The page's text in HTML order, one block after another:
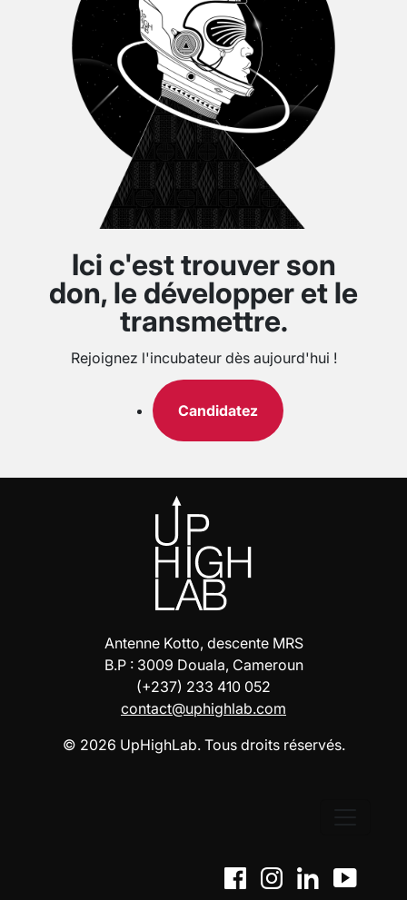
Ici c'est trouver son
don, le développer et le
transmettre.
Rejoignez l'incubateur dès aujourd'hui !
Candidatez
Antenne Kotto, descente MRS
B.P : 3009 Douala, Cameroun
(+237) 233 410 052
contact@uphighlab.com
© 2026 UpHighLab. Tous droits réservés.